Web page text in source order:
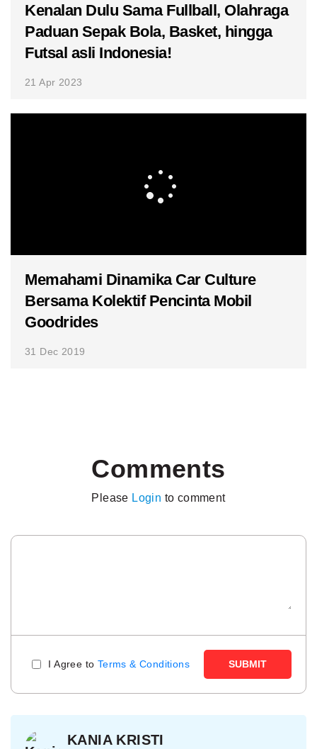
Kenalan Dulu Sama Fullball, Olahraga
Paduan Sepak Bola, Basket, hingga
Futsal asli Indonesia!
21 Apr 2023
Memahami Dinamika Car Culture
Bersama Kolektif Pencinta Mobil
Goodrides
31 Dec 2019
Comments
Please Login to comment
I Agree to Terms & Conditions SUBMIT
KANIA KRISTI